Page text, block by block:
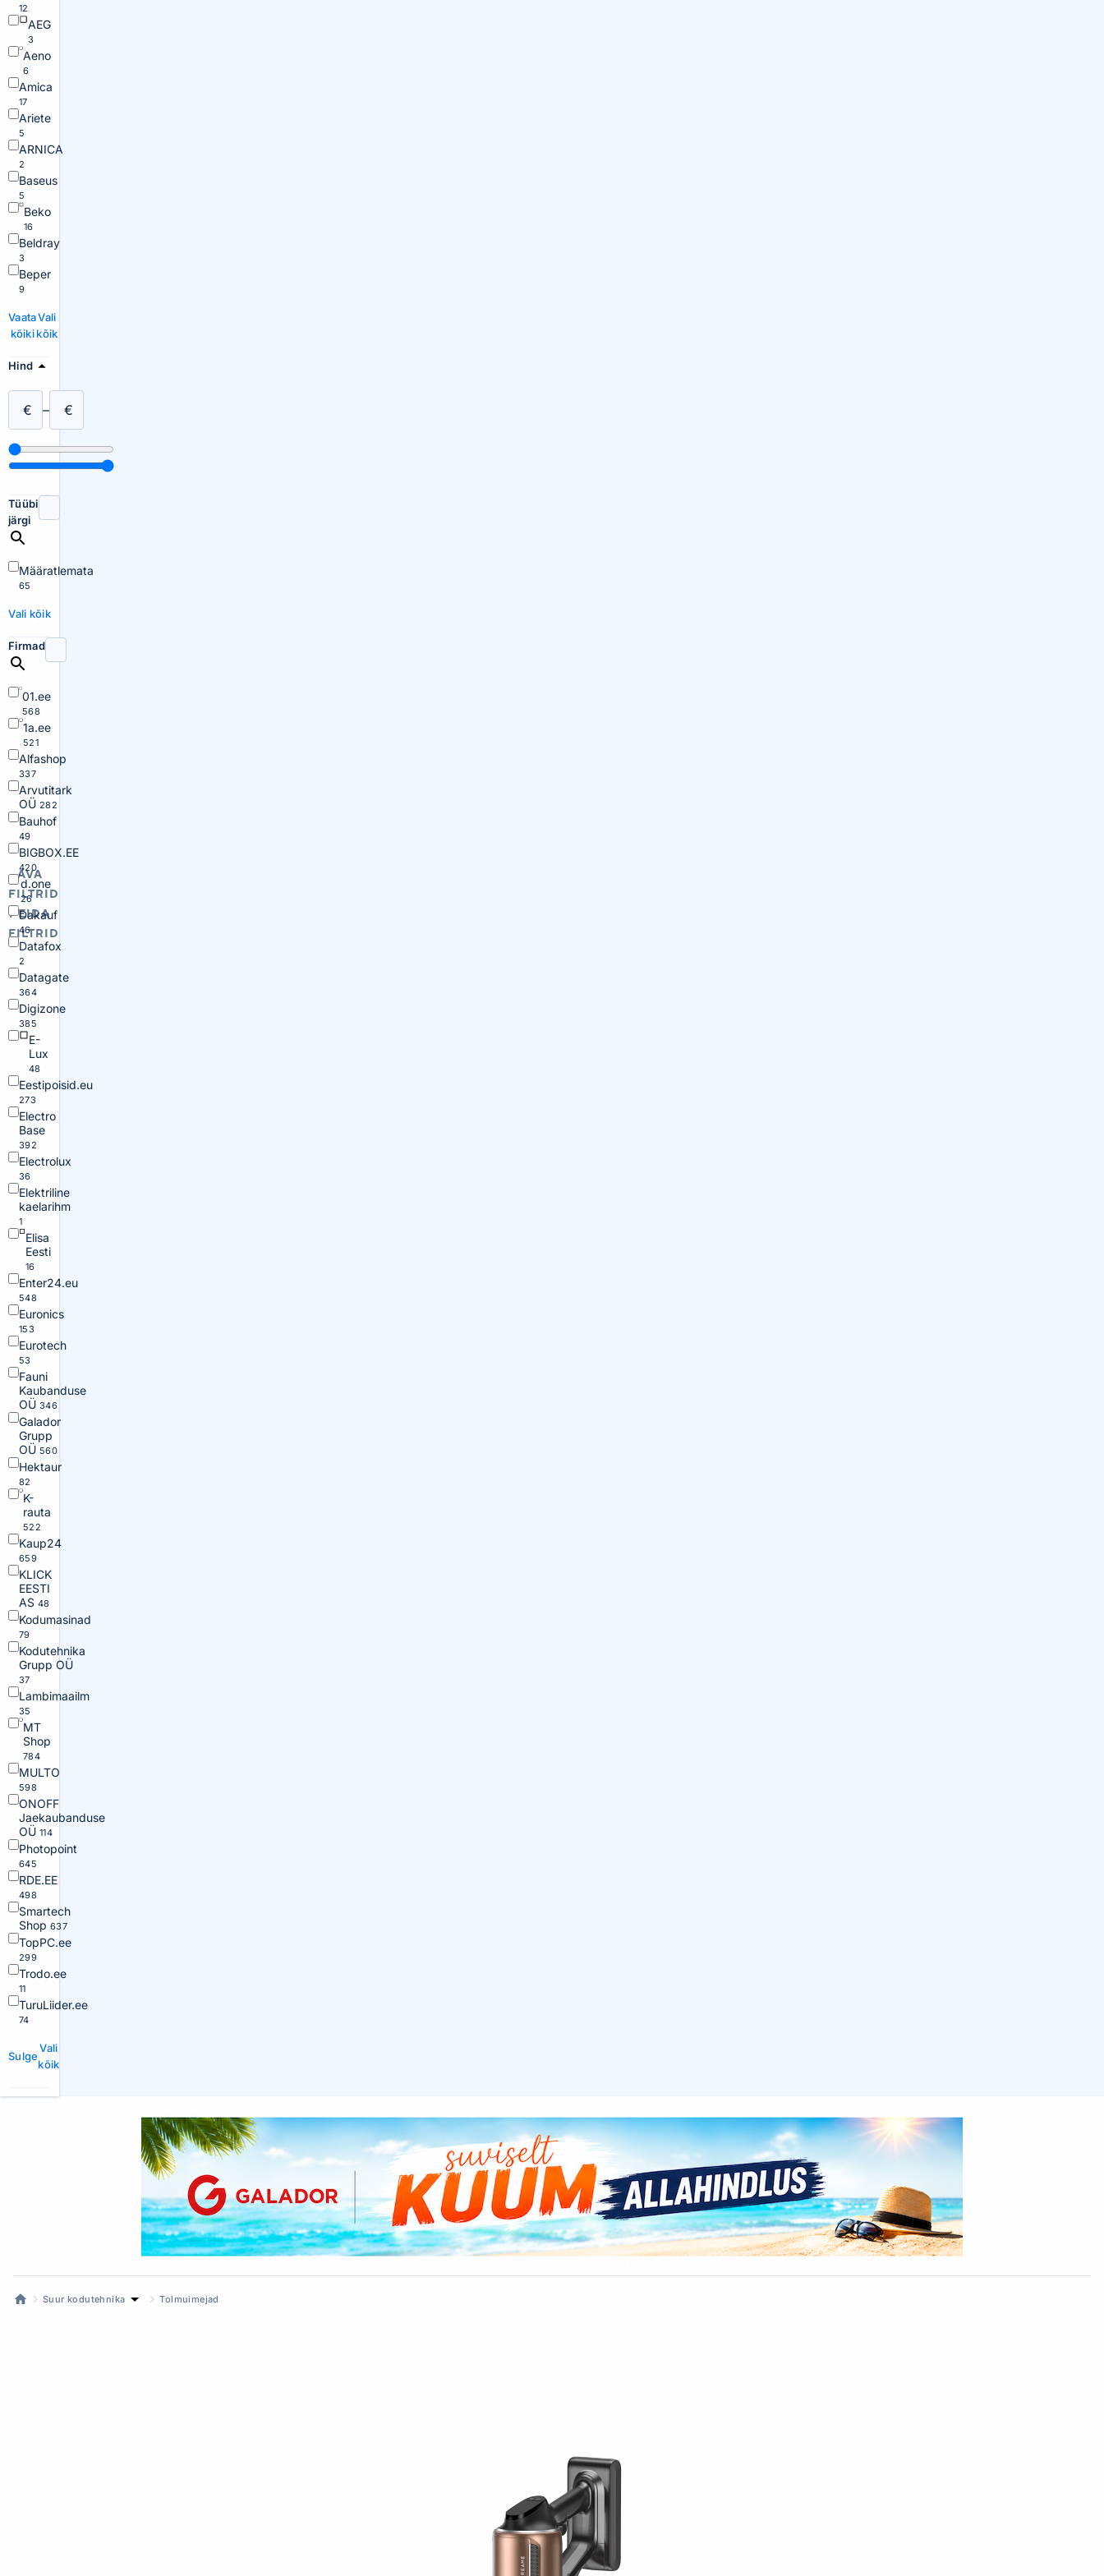
AVA
FILTRID
PEIDA
FILTRID
12
AEG
3
Aeno
6
Amica
17
Ariete
5
ARNICA
2
Baseus
5
Beko
16
Beldray
3
Beper
9
Vaata
kõiki
Vali
kõik
Hind
€ – €
Tüübi
järgi
Määratlemata
65
Vali kõik
Firmad
01.ee
568
1a.ee
521
Alfashop
337
Arvutitark
OÜ 282
Bauhof
49
BIGBOX.EE
420
d.one
26
Dakauf
46
Datafox
2
Datagate
364
Digizone
385
E-
Lux
48
Eestipoisid.eu
273
Electro
Base
392
Electrolux
36
Elektriline
kaelarihm
1
Elisa
Eesti
16
Enter24.eu
548
Euronics
153
Eurotech
53
Fauni
Kaubanduse
OÜ 346
Galador
Grupp
OÜ 560
Hektaur
82
K-
rauta
522
Kaup24
659
KLICK
EESTI
AS 48
Kodumasinad
79
Kodutehnika
Grupp OÜ
37
Lambimaailm
35
MT
Shop
784
MULTO
598
ONOFF
Jaekaubanduse
OÜ 114
Photopoint
645
RDE.EE
498
Smartech
Shop 637
TopPC.ee
299
Trodo.ee
11
TuruLiider.ee
74
Sulge
Vali
kõik
Suur kodutehnika Tolmuimejad